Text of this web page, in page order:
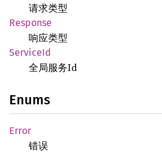
请求类型
Response
响应类型
ServiceId
全局服务Id
Enums
Error
错误